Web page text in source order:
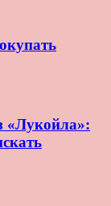
«Лукойла»: